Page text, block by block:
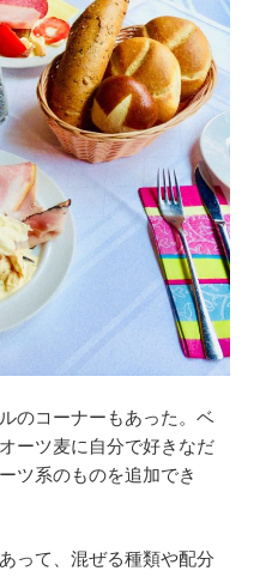
のコーナーもあった。ベ
ーツ麦に自分で好きなだ
ツ系のものを追加でき
って、混ぜる種類や配分